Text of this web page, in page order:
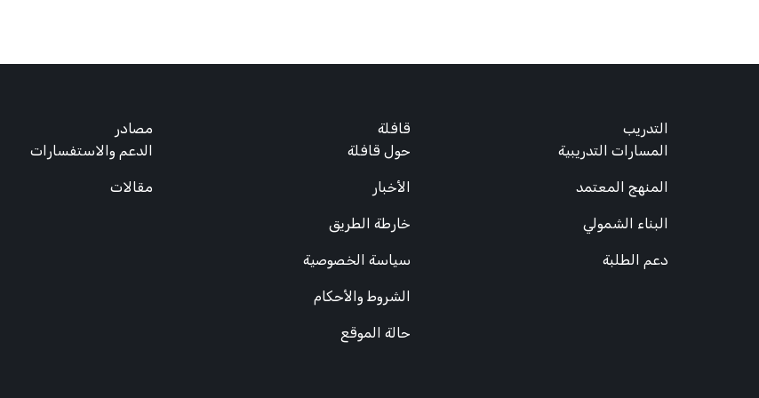
التدريب
المسارات التدريبية
المنهج المعتمد
البناء الشمولي
دعم الطلبة
قافلة
حول قافلة
الأخبار
خارطة الطريق
سياسة الخصوصية
الشروط والأحكام
حالة الموقع
مصادر
الدعم والاستفسارات
مقالات